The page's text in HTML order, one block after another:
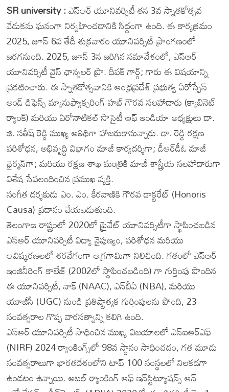
SR university :ఎస్‌ఆర్ యూనివర్సిటీ తన 3వ స్నాతకోత్సవ
వేడుకను ఘనంగా నిర్వహించడానికి సిద్ధంగా ఉంది. ఈ కార్యక్రమం
2025, జూన్ 6వ తేదీ శుక్రవారం యూనివర్సిటీ ప్రాంగణంలో
జరగనుంది. 2025, జూన్ 3న జరిగిన సమావేశంలో, ఎస్‌ఆర్
యూనివర్సిటీ వైస్ ఛాన్సలర్ ప్రొ. దీపక్ గార్గ్; గారు ఈ విషయాన్ని
ప్రకటించారు. ఈ స్నాతకోత్సవానికి ఆంధ్రప్రదేశ్ ప్రభుత్వ ఏరోస్పేస్
అండ్ డిఫెన్స్ మ్యానుఫ్యాక్చరింగ్ హబ్ గౌరవ సలహాదారు (క్యాబినెట్
ర్యాంక్) మరియు ఏరోనాటికల్ సొసైటీ ఆఫ్ ఇండియా అధ్యక్షులు డా.
జి. సతీష్ రెడ్డి ముఖ్య అతిథిగా హాజరుకానున్నారు. డా. రెడ్డి రక్షణ
పరిశోధన, అభివృద్ధి విభాగం మాజీ కార్యదర్శిగా; డీఆర్‌డీఓ మాజీ
ఛైర్మన్‌గా; మరియు రక్షణ శాఖ మంత్రికి మాజీ శాస్త్రీయ సలహాదారుగా
విశేష సేవలందించిన ప్రముఖ వ్యక్తి.
సంగీత దర్శకుడు ఎం. ఎం. కీరవాణికి గౌరవ డాక్టరేట్ (Honoris
Causa) ప్రదానం చేయబడుతుంది.
తెలంగాణ రాష్ట్రంలో 2020లో ప్రైవేట్ యూనివర్సిటీగా స్థాపించబడిన
ఎస్‌ఆర్ యూనివర్సిటీ విద్యా నైపుణ్యం, పరిశోధన మరియు
ఆవిష్కరణలలో శరవేగంగా అగ్రగామిగా నిలిచింది. గతంలో ఎస్‌ఆర్
ఇంజినీరింగ్ కాలేజ్ (2002లో స్థాపించబడింది) గా గుర్తింపు పొందిన
ఈ యూనివర్సిటీ, నాక్ (NAAC), ఎన్‌బీఏ (NBA), మరియు
యూజీసీ (UGC) నుండి ప్రతిష్టాత్మక గుర్తింపులను పొంది, 23
సంవత్సరాల గొప్ప వారసత్వాన్ని కలిగి ఉంది.
ఎస్‌ఆర్ యూనివర్సిటీ సాధించిన ముఖ్య విజయాలలో ఎన్‌ఐఆర్‌ఎఫ్
(NIRF) 2024 ర్యాంకింగ్స్‌లో 98వ స్థానం సాధించడం, గత మూడు
సంవత్సరాలుగా భారతదేశంలోని టాప్ 100 సంస్థలలో నిలకడగా
ఉండటం ఉన్నాయి. అటల్ ర్యాంకింగ్ ఆఫ్ ఇన్‌స్టిట్యూషన్స్ ఆన్